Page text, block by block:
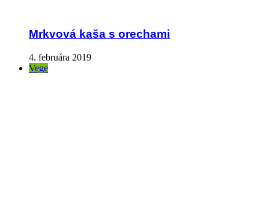
Mrkvová kaša s orechami
4. februára 2019
Vege